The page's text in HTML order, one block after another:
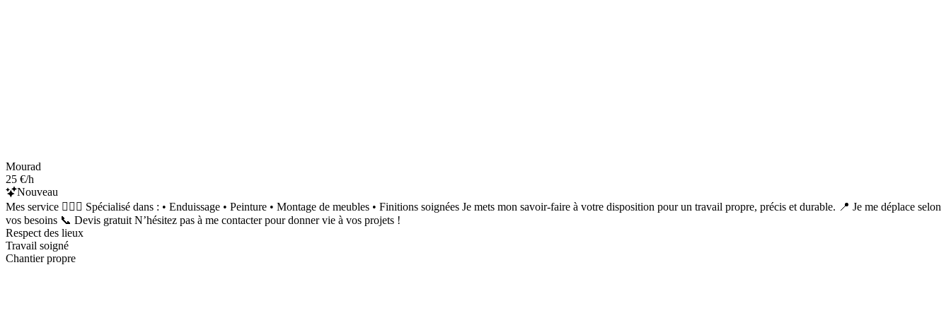
Mourad
25 €/h
Nouveau
Mes service 👷‍♂️✨ Spécialisé dans : • Enduissage • Peinture • Montage de meubles • Finitions soignées Je mets mon savoir-faire à votre disposition pour un travail propre, précis et durable. 📍 Je me déplace selon
vos besoins 📞 Devis gratuit N’hésitez pas à me contacter pour donner vie à vos projets !
Respect des lieux
Travail soigné
Chantier propre